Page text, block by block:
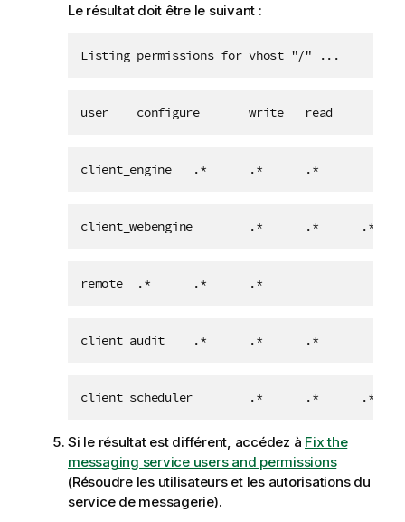
Le résultat doit être le suivant :
Listing permissions for vhost "/" ...
user    configure       write   read
client_engine   .*      .*      .*
client_webengine        .*      .*      .*
remote  .*      .*      .*
client_audit    .*      .*      .*
client_scheduler        .*      .*      .*
Si le résultat est différent, accédez à Fix the
messaging service users and permissions
(Résoudre les utilisateurs et les autorisations du
service de messagerie).